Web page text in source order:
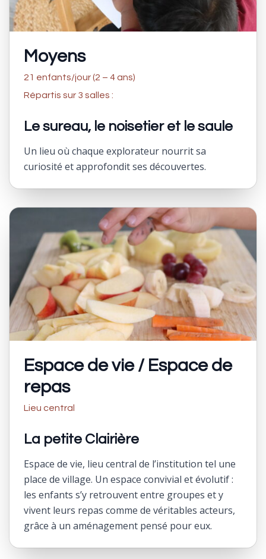
Moyens
21 enfants/jour (2 – 4 ans)
Répartis sur 3 salles :
Le sureau, le noisetier et le saule
Un lieu où chaque explorateur nourrit sa
curiosité et approfondit ses découvertes.
Espace de vie / Espace de
repas
Lieu central
La petite Clairière
Espace de vie, lieu central de l’institution tel une
place de village. Un espace convivial et évolutif :
les enfants s’y retrouvent entre groupes et y
vivent leurs repas comme de véritables acteurs,
grâce à un aménagement pensé pour eux.